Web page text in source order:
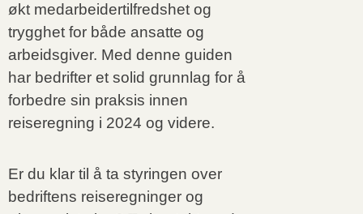
økt medarbeidertilfredshet og
trygghet for både ansatte og
arbeidsgiver. Med denne guiden
har bedrifter et solid grunnlag for å
forbedre sin praksis innen
reiseregning i 2024 og videre.
Er du klar til å ta styringen over
bedriftens reiseregninger og